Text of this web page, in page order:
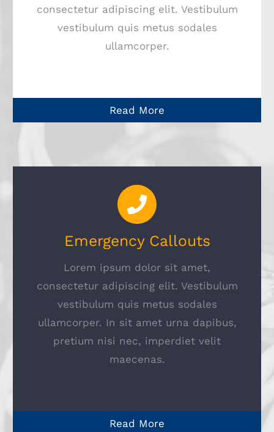
consectetur adipiscing elit. Vestibulum
vestibulum quis metus sodales
ullamcorper.
Read More
Emergency Callouts
Lorem ipsum dolor sit amet,
consectetur adipiscing elit. Vestibulum
vestibulum quis metus sodales
ullamcorper. In sit amet urna dapibus,
pretium nisi nec, imperdiet velit
maecenas.
Read More